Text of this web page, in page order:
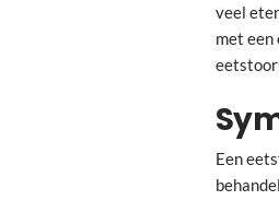
veel
met een
Een